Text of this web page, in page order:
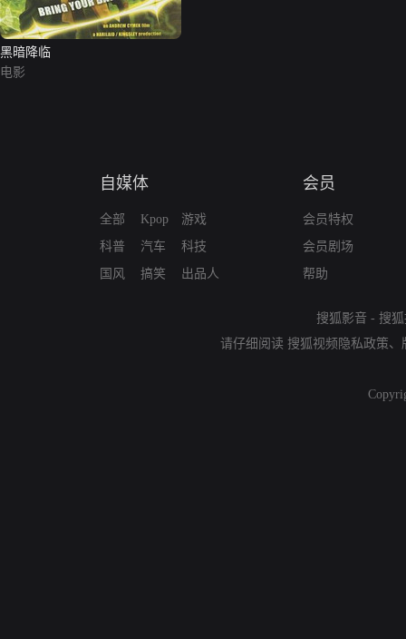
黑暗降临
电影
自媒体
全部
科普
国风
Kpop
汽车
搞笑
游戏
科技
出品人
会员
会员特权
会员剧场
帮助
搜狐影音 - 搜
请仔细阅读 搜狐视频隐私政策、